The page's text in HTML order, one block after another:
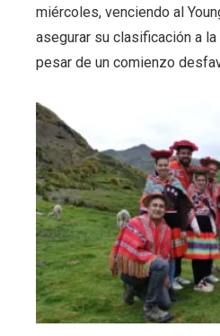
miércoles, venciendo al
asegurar su clasificación a
pesar de un comienzo